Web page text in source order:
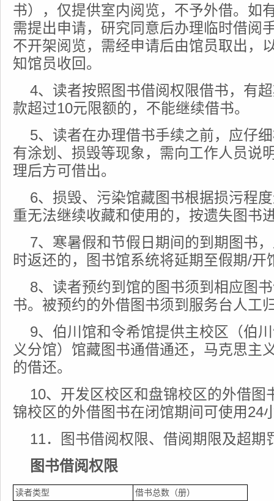
书），仅提供室内阅览，不予外借。如
需提出申请，研究同意后办理临时借阅
不开架阅览，需经申请后由馆员取出，
知馆员收回。
4、读者按照图书借阅权限借书，有
款超过10元限额的，不能继续借书。
5、读者在办理借书手续之前，应仔
有涂划、损毁等现象，需向工作人员说
理后方可借出。
6、损毁、污染馆藏图书根据损污程
重无法继续收藏和使用的，按遗失图书
7、寒暑假和节假日期间的到期图书
时返还的，图书馆系统将延期至假期/开
8、读者预约到馆的图书须到相应图
书。被预约的外借图书须到服务台人工
9、伯川馆和令希馆提供主校区（伯
义分馆）馆藏图书通借通还，马克思主
的借还。
10、开发区校区和盘锦校区的外借图
锦校区的外借图书在闭馆期间可使用24
11．图书借阅权限、借阅期限及超期
图书借阅权限
读者类型
借书总数（册）